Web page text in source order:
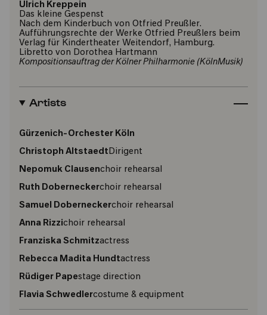
Ulrich Kreppein
Das kleine Gespenst
Nach dem Kinderbuch von Otfried Preußler.
Aufführungsrechte der Werke Otfried Preußlers beim
Verlag für Kindertheater Weitendorf, Hamburg.
Libretto von Dorothea Hartmann
Kompositionsauftrag der Kölner Philharmonie (KölnMusik)
Artists
Gürzenich-Orchester Köln
Christoph AltstaedtDirigent
Nepomuk Clausenchoir rehearsal
Ruth Doberneckerchoir rehearsal
Samuel Doberneckerchoir rehearsal
Anna Rizzichoir rehearsal
Franziska Schmitzactress
Rebecca Madita Hundtactress
Rüdiger Papestage direction
Flavia Schwedlercostume & equipment